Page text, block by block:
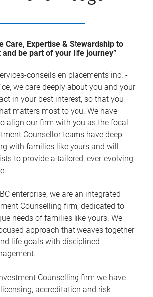
Care, Expertise & Stewardship to
and be part of your life journey”
conseils en placements inc. -
, we care deeply about you and your
in your best interest, so that you
matters most to you. We have
align our firm with you as the focal
Counsellor teams have deep
with families like yours and will
to provide a tailored, ever-evolving
enterprise, we are an integrated
Counselling firm, dedicated to
needs of families like yours. We
approach that weaves together
life goals with disciplined
Counselling firm we have
accreditation and risk